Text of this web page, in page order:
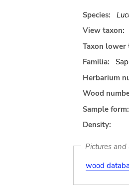
Species:
View taxon:
Taxon lower
Familia:
Herbarium
Wood
Sample form:
Density:
Pictures
wood